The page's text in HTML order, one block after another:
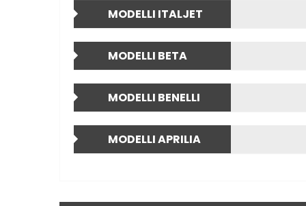
MODELLI ITALJET
MODELLI BETA
MODELLI BENELLI
MODELLI APRILIA